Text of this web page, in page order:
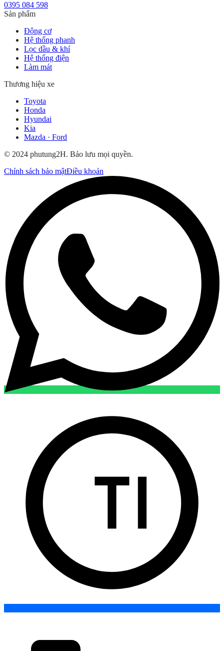
0395 084 598
Sản phẩm
Động cơ
Hệ thống phanh
Lọc dầu & khí
Hệ thống điện
Làm mát
Thương hiệu xe
Toyota
Honda
Hyundai
Kia
Mazda · Ford
© 2024 phutung2H. Bảo lưu mọi quyền.
Chính sách bảo mậtĐiều khoản